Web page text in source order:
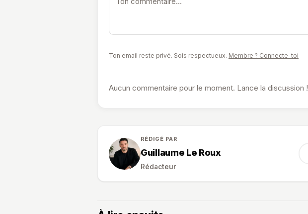
Ton email reste privé. Sois respectueux. Membre ? Connecte-toi
Aucun commentaire pour le moment. Lance la discussion !
RÉDIGÉ PAR
Guillaume Le Roux
Rédacteur